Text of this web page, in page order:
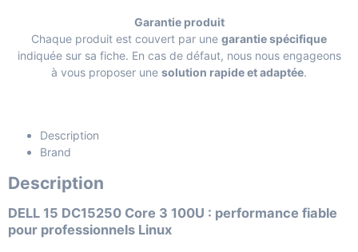
Garantie produit
Chaque produit est couvert par une garantie spécifique
indiquée sur sa fiche. En cas de défaut, nous nous engageons
à vous proposer une solution rapide et adaptée.
Description
Brand
Description
DELL 15 DC15250 Core 3 100U : performance fiable
pour professionnels Linux